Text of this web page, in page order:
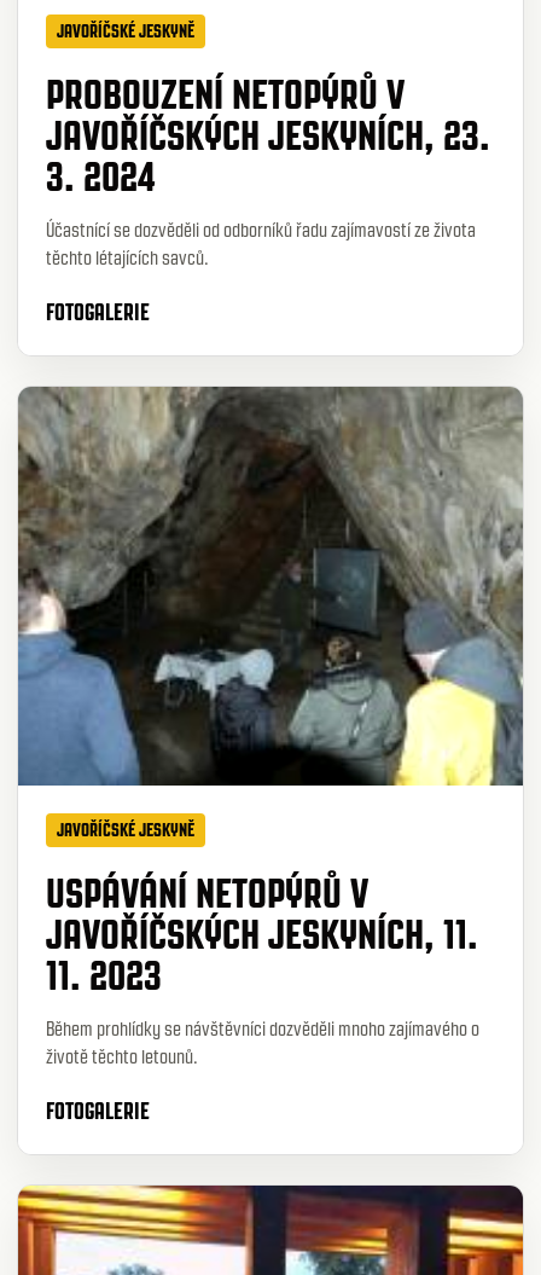
JAVOŘÍČSKÉ JESKYNĚ
PROBOUZENÍ NETOPÝRŮ V
JAVOŘÍČSKÝCH JESKYNÍCH, 23.
3. 2024
Účastnící se dozvěděli od odborníků řadu zajímavostí ze života
těchto létajících savců.
FOTOGALERIE
JAVOŘÍČSKÉ JESKYNĚ
USPÁVÁNÍ NETOPÝRŮ V
JAVOŘÍČSKÝCH JESKYNÍCH, 11.
11. 2023
Během prohlídky se návštěvníci dozvěděli mnoho zajímavého o
životě těchto letounů.
FOTOGALERIE